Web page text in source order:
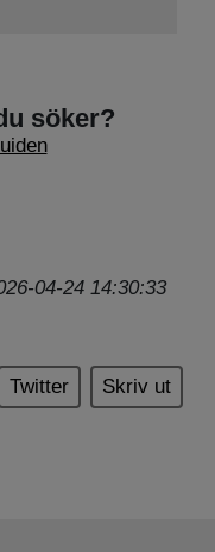
söker?
04-24 14:30:33
Twitter Skriv ut